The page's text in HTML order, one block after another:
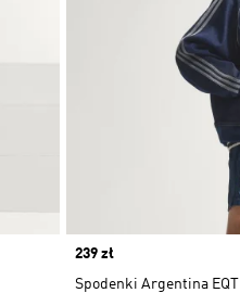
Price
239 zł
Spodenki Argentina EQT